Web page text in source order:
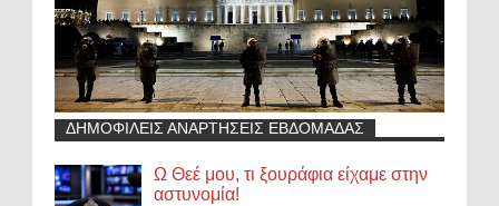
ΔΗΜΟΦΙΛΕΙΣ ΑΝΑΡΤΗΣΕΙΣ ΕΒΔΟΜΑΔΑΣ
Ω Θεέ μου, τι ξουράφια είχαμε στην
αστυνομία!